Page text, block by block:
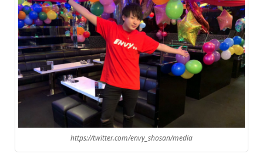
https://twitter.com/envy_shosan/media